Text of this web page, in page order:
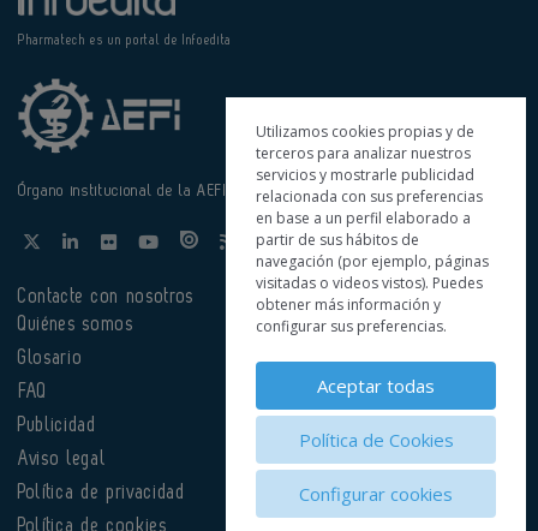
Pharmatech es un portal de Infoedita
Órgano institucional de la AEFI
Contacte con nosotros
Quiénes somos
Glosario
FAQ
Publicidad
Aviso legal
Política de privacidad
Política de cookies
Utilizamos cookies propias y de
terceros para analizar nuestros
servicios y mostrarle publicidad
relacionada con sus preferencias
en base a un perfil elaborado a
partir de sus hábitos de
navegación (por ejemplo, páginas
visitadas o videos vistos). Puedes
obtener más información y
configurar sus preferencias.
Aceptar todas
Política de Cookies
Configurar cookies